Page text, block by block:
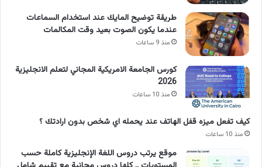
طريقة توضيح المايك عند استخدام السماعات
عندما يكون الصوت بعيد وقت المكالمات
منذ 9 ساعات
كورس الجامعة الامريكية المجاني لتعلم الانجليزية
2026
منذ 10 ساعات
كيف تفعل ميزه قفل الهاتف عند يحمله اي شخص بدون ارادتك ؟
منذ 10 ساعات
موقع يرتب دروس اللغة الإنجليزية كاملة حسب